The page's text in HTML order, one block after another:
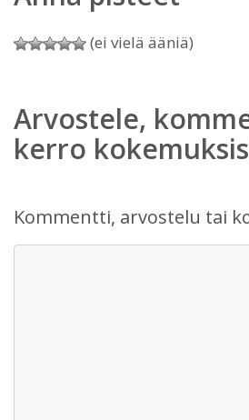
(ei vielä ääniä)
Arvostele,
kerro
Kommentti, arvostelu tai